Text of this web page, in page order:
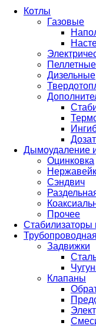
Котлы
Газовые
Пеллетные
Дизельные
Дымоудаление
Оцинковка
Сэндвич
Прочее
Стабилизаторы
Задвижки
Клапаны